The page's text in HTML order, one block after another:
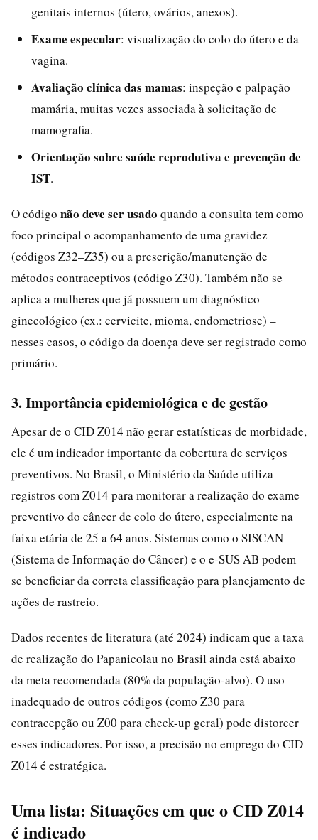
genitais internos (útero, ovários, anexos).
Exame especular: visualização do colo do útero e da
vagina.
Avaliação clínica das mamas: inspeção e palpação
mamária, muitas vezes associada à solicitação de
mamografia.
Orientação sobre saúde reprodutiva e prevenção de
IST.
O código não deve ser usado quando a consulta tem como
foco principal o acompanhamento de uma gravidez
(códigos Z32–Z35) ou a prescrição/manutenção de
métodos contraceptivos (código Z30). Também não se
aplica a mulheres que já possuem um diagnóstico
ginecológico (ex.: cervicite, mioma, endometriose) –
nesses casos, o código da doença deve ser registrado como
primário.
3. Importância epidemiológica e de gestão
Apesar de o CID Z014 não gerar estatísticas de morbidade,
ele é um indicador importante da cobertura de serviços
preventivos. No Brasil, o Ministério da Saúde utiliza
registros com Z014 para monitorar a realização do exame
preventivo do câncer de colo do útero, especialmente na
faixa etária de 25 a 64 anos. Sistemas como o SISCAN
(Sistema de Informação do Câncer) e o e-SUS AB podem
se beneficiar da correta classificação para planejamento de
ações de rastreio.
Dados recentes de literatura (até 2024) indicam que a taxa
de realização do Papanicolau no Brasil ainda está abaixo
da meta recomendada (80% da população-alvo). O uso
inadequado de outros códigos (como Z30 para
contracepção ou Z00 para check-up geral) pode distorcer
esses indicadores. Por isso, a precisão no emprego do CID
Z014 é estratégica.
Uma lista: Situações em que o CID Z014
é indicado